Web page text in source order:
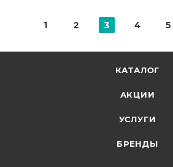
1 2 3 4 5
КАТАЛОГ
АКЦИИ
УСЛУГИ
БРЕНДЫ